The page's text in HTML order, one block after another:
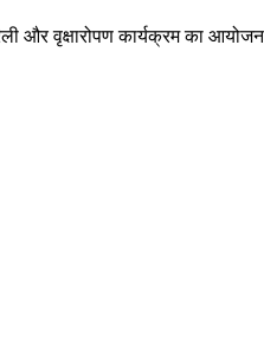
और वृक्षारोपण कार्यक्रम का